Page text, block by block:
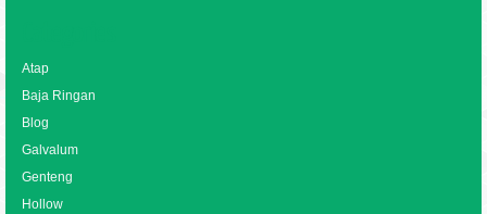
Atap
Baja Ringan
Blog
Galvalum
Genteng
Hollow